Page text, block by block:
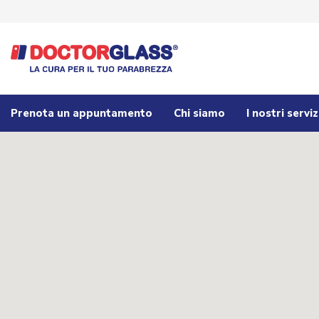
Prenota un appuntamento Chi siamo I nostri